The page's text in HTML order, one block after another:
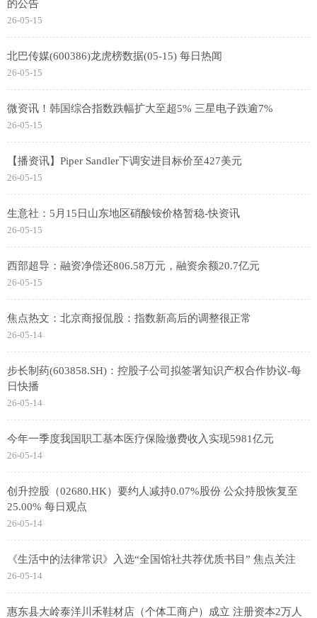
的公告
26-05-15
北巴传媒(600386)龙虎榜数据(05-15) 每日热闻
26-05-15
微资讯！韩国综合指数跌幅扩大至超5% 三星电子跌逾7%
26-05-15
【播资讯】Piper Sandler下调安进目标价至427美元
26-05-15
生意社：5月15日山东地区硝酸铵价格暂稳-快资讯
26-05-15
西部超导：融资净偿还806.58万元，融资余额20.7亿元
26-05-15
焦点热文：北京商报侃股：指数新高后的调整很正常
26-05-14
步长制药(603858.SH)：控股子公司拟签署知识产权合作协议-每
日快播
26-05-14
今年一季度我国职工基本医疗保险缴费收入实现5981亿元
26-05-14
创升控股（02680.HK）要约人减持0.07%股份 公众持股恢复至
25.00% 每日观点
26-05-14
《生活中的法律常识》入选“全国馆社共荐优质书目” 焦点关注
26-05-14
惠东县大岭泰洋川禾鞋材店（个体工商户）成立 注册资本2万人